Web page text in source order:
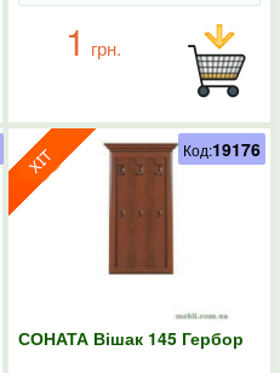
1 грн.
СОНАТА Вішак 145 Гербор
Код:19176